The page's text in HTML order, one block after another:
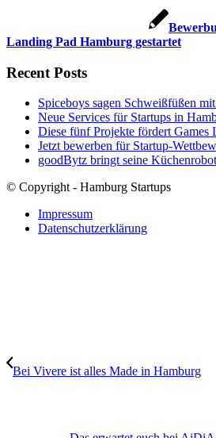
Landing Pad Hamburg gestartet
Recent Posts
Spiceboys sagen Schweißfüßen
Neue Services für Startups in
Diese fünf Projekte fördert Games
Jetzt bewerben für Startup-
goodBytz bringt seine
© Copyright - Hamburg Startups
Impressum
Datenschutzerklärung
Bei Vivere ist alles Made in Hamburg